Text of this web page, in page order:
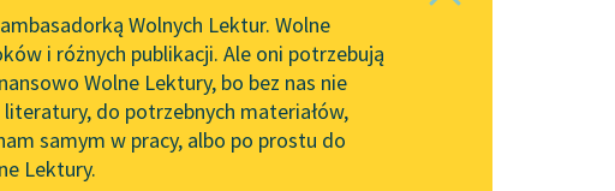
Wolnych Lektur
Zasady wykorzystania
Wolnych Lektur
Logotypy
Materiały promocyjne
Wolnych Lektur. Wolne
i różnych publikacji. Ale oni potrzebują
Wolne Lektury, bo bez nas nie
do potrzebnych materiałów,
samym w pracy, albo po prostu do
Lektury.